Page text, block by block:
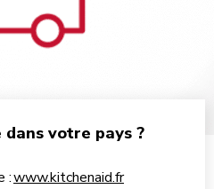
votre pays ?
:www.kitchenaid.fr